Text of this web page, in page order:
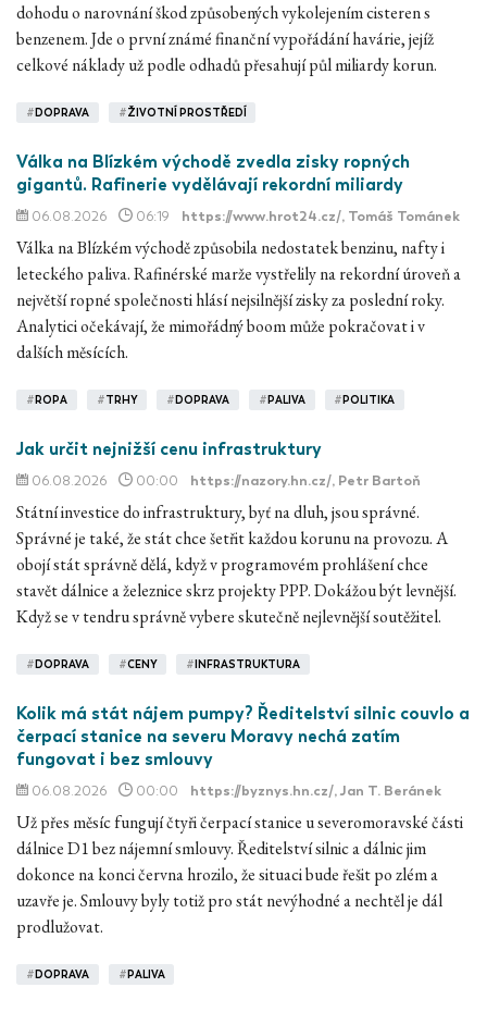
dohodu o narovnání škod způsobených vykolejením cisteren s
benzenem. Jde o první známé finanční vypořádání havárie, jejíž
celkové náklady už podle odhadů přesahují půl miliardy korun.
# DOPRAVA #ŽIVOTNÍ PROSTŘEDÍ
Válka na Blízkém východě zvedla zisky ropných
gigantů. Rafinerie vydělávají rekordní miliardy
06.08.2026 06:19 https://www.hrot24.cz/, Tomáš Tománek
Válka na Blízkém východě způsobila nedostatek benzinu, nafty i
leteckého paliva. Rafinérské marže vystřelily na rekordní úroveň a
největší ropné společnosti hlásí nejsilnější zisky za poslední roky.
Analytici očekávají, že mimořádný boom může pokračovat i v
dalších měsících.
# ROPA #TRHY # DOPRAVA # PALIVA # POLITIKA
Jak určit nejnižší cenu infrastruktury
06.08.2026 00:00 https://nazory.hn.cz/, Petr Bartoň
Státní investice do infrastruktury, byť na dluh, jsou správné.
Správné je také, že stát chce šetřit každou korunu na provozu. A
obojí stát správně dělá, když v programovém prohlášení chce
stavět dálnice a železnice skrz projekty PPP. Dokážou být levnější.
Když se v tendru správně vybere skutečně nejlevnější soutěžitel.
# DOPRAVA #CENY # INFRASTRUKTURA
Kolik má stát nájem pumpy? Ředitelství silnic couvlo a
čerpací stanice na severu Moravy nechá zatím
fungovat i bez smlouvy
06.08.2026 00:00 https://byznys.hn.cz/, Jan T. Beránek
Už přes měsíc fungují čtyři čerpací stanice u severomoravské části
dálnice D1 bez nájemní smlouvy. Ředitelství silnic a dálnic jim
dokonce na konci června hrozilo, že situaci bude řešit po zlém a
uzavře je. Smlouvy byly totiž pro stát nevýhodné a nechtěl je dál
prodlužovat.
# DOPRAVA # PALIVA